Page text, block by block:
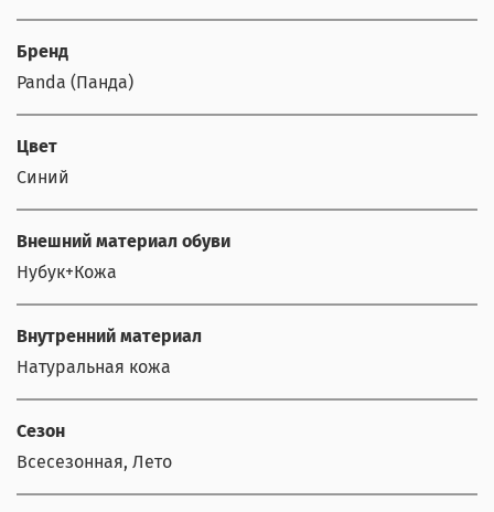
Бренд
Panda (Панда)
Цвет
Синий
Внешний материал обуви
Нубук+Кожа
Внутренний материал
Натуральная кожа
Сезон
Всесезонная, Лето